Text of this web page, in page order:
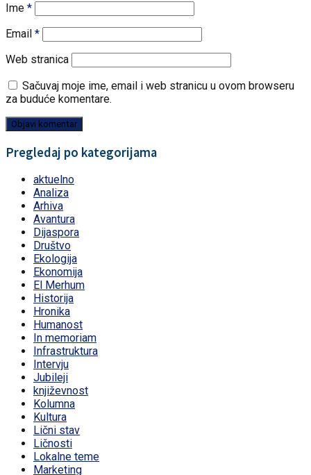
Ime *
Email *
Web stranica
Sačuvaj moje ime, email i web stranicu u ovom browseru
za buduće komentare.
Pregledaj po kategorijama
aktuelno
Analiza
Arhiva
Avantura
Dijaspora
Društvo
Ekologija
Ekonomija
El Merhum
Historija
Hronika
Humanost
In memoriam
Infrastruktura
Intervju
Jubileji
književnost
Kolumna
Kultura
Lični stav
Ličnosti
Lokalne teme
Marketing